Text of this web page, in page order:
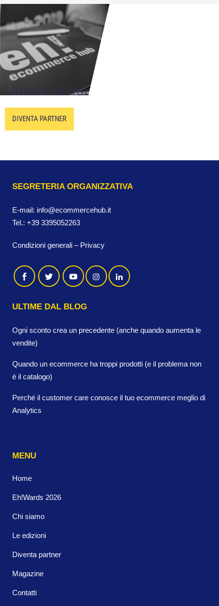
Unisciti a noi
DIVENTA PARTNER
SEGRETERIA ORGANIZZATIVA
E-mail: info@ecommercehub.it
Tel.: +39 3395052263
Condizioni generali – Privacy
ULTIME DAL BLOG
Ogni sconto crea un precedente (anche quando aumenta le
vendite)
Quando un ecommerce ha troppi prodotti (e il problema non
è il catalogo)
Perché il customer care conosce il tuo ecommerce meglio di
Analytics
MENU
Home
Eh!Wards 2026
Chi siamo
Le edizioni
Diventa partner
Magazine
Contatti